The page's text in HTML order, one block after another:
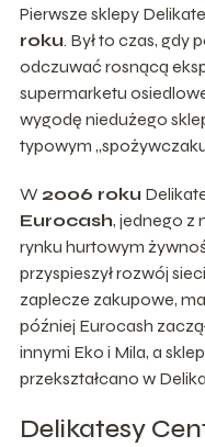
Pierwsze sklepy
roku. Był to czas, gdy
odczuwać rosnącą
supermarketu
wygodę niedużego
typowym
W 2006 roku
Eurocash, jednego z
rynku hurtowym
przyspieszył rozwój
zaplecze zakupowe,
później Eurocash
innymi Eko i Mila, a
przekształcano w
Delikatesy